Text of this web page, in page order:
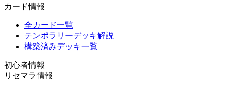
カード情報
全カード一覧
テンポラリーデッキ解説
構築済みデッキ一覧
初心者情報
リセマラ情報